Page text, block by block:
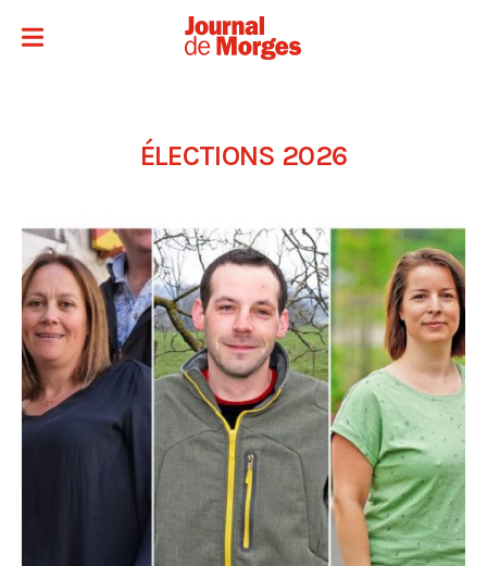
ÉLECTIONS 2026